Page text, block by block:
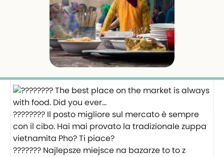
???????? Il posto migliore sul mercato è sempre
con il cibo. Hai mai provato la tradizionale zuppa
vietnamita Pho? Ti piace?
??????? Najlepsze miejsce na bazarze to to z